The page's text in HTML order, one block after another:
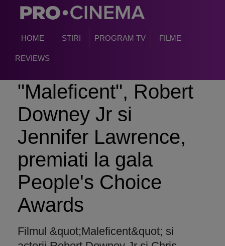
HOME STIRI PROGRAM TV FILME
REVIEWS
"Maleficent", Robert
Downey Jr si
Jennifer Lawrence,
premiati la gala
People's Choice
Awards
Filmul &quot;Maleficent&quot; si